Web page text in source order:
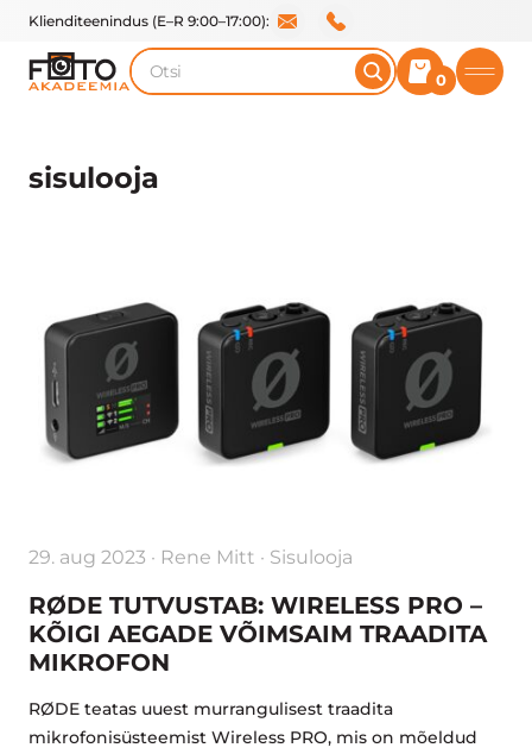
Klienditeenindus (E–R 9:00–17:00):
Otsi
0
sisulooja
29. aug 2023 Rene Mitt Sisulooja
RØDE TUTVUSTAB: WIRELESS PRO –
KÕIGI AEGADE VÕIMSAIM TRAADITA
MIKROFON
RØDE teatas uuest murrangulisest traadita
mikrofonisüsteemist Wireless PRO, mis on mõeldud